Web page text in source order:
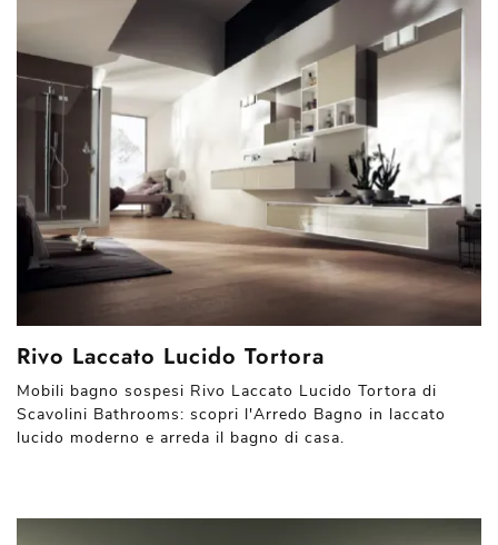
Rivo Laccato Lucido Tortora
Mobili bagno sospesi Rivo Laccato Lucido Tortora di
Scavolini Bathrooms: scopri l'Arredo Bagno in laccato
lucido moderno e arreda il bagno di casa.